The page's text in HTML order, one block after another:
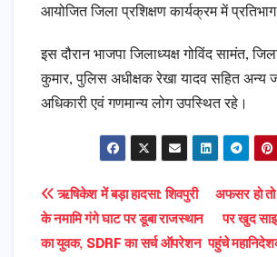
आयोजित जिला प्रशिक्षण कार्यक्रम में
इस दौरान भाजपा जिलाध्यक्ष गोविंद सामंत,
कुमार, पुलिस अधीक्षक रेखा यादव सहित अन्य
अधिकारी एवं गणमान्य लोग उपस्थित रहे।
Post
navigation
अफसर हो तो
पर खुद
पहुंचे
ऋषिकेश में बड़ा हादसा: शिवपुरी
के नमामि गंगे घाट पर डूबा राजस्थान
का युवक, SDRF का सर्च ऑपरेशन